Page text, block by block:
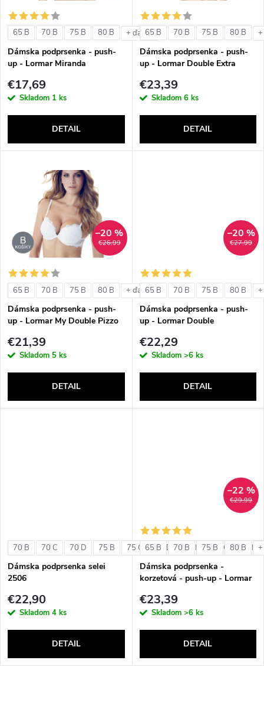
i
e
p
r
d
t
o
v
s
p
r
o
d
t
o
v
65 B 70 B 75 B 80 B + ďalšie
Dámska podprsenka - push-
up - Lormar Miranda
€17,69
Skladom 1 ks
DETAIL
65 B 70 B 75 B 80 B
Dámska podprsenka - push-
up - Lormar Double Extra
€23,39
Skladom 6 ks
DETAIL
€26,99
–20 %
65 B 70 B 75 B 80 B + ďalšie
Dámska podprsenka - push-
up - Lormar My Double Pizzo
€21,39
Skladom 5 ks
DETAIL
€27,99
–20 %
65 B 70 B 75 B 80 B
Dámska podprsenka - push-
up - Lormar Double
€22,29
Skladom >6 ks
DETAIL
70 B 70 C 70 D 75 B 75 C 75 D 80 B 80 C 80 D
Dámska podprsenka selei
2506
€22,90
Skladom 4 ks
DETAIL
€29,99
–22 %
65 B 70 B 75 B 80 B
Dámska podprsenka -
korzetová - push-up - Lormar
€23,39
Skladom >6 ks
DETAIL